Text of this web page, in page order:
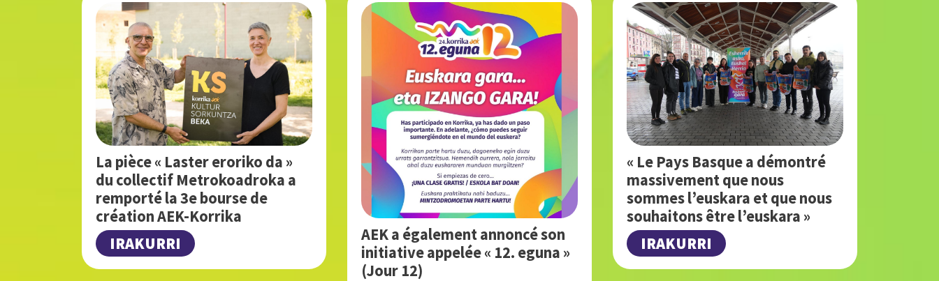
La pièce « Laster eroriko da »
du collectif Metrokoadroka a
remporté la 3e bourse de
création AEK-Korrika
IRAKURRI
AEK a également annoncé son
initiative appelée « 12. eguna »
(Jour 12)
« Le Pays Basque a démontré
massivement que nous
sommes l’euskara et que nous
souhaitons être l’euskara »
IRAKURRI